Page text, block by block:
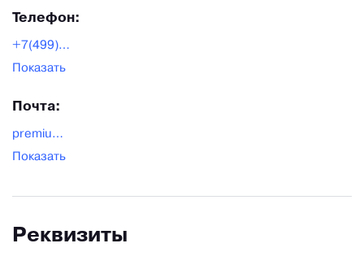
Телефон:
+7(499)6829055
Показать
Почта:
premium11-10@mail.ru
Показать
Реквизиты